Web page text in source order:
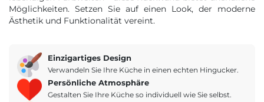
Möglichkeiten. Setzen Sie auf einen Look, der moderne
Ästhetik und Funktionalität vereint.
Einzigartiges Design
Verwandeln Sie Ihre Küche in einen echten Hingucker.
Persönliche Atmosphäre
Gestalten Sie Ihre Küche so individuell wie Sie selbst.